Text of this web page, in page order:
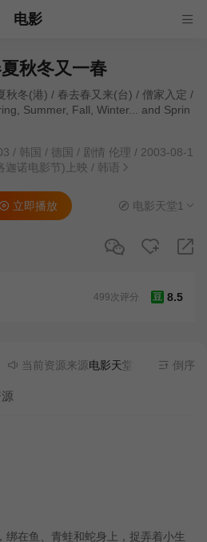
电影
秋冬又一春
秋冬(港) / 春去春又来(台) / 僧家入定 /
Summer, Fall, Winter... and Sprin
/ 韩国 / 德国 / 剧情 伦理 / 2003-08-1
迦诺电影节)上映 / 韩语
立即播放 电影天堂1
豆 8.5
499次评分
当前资源来源电影天堂1 - 无需安装任
倒序
绑在鱼、青蛙和蛇身上，捉弄着小生